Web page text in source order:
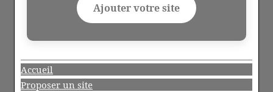
Ajouter votre site
Accueil
Proposer un site